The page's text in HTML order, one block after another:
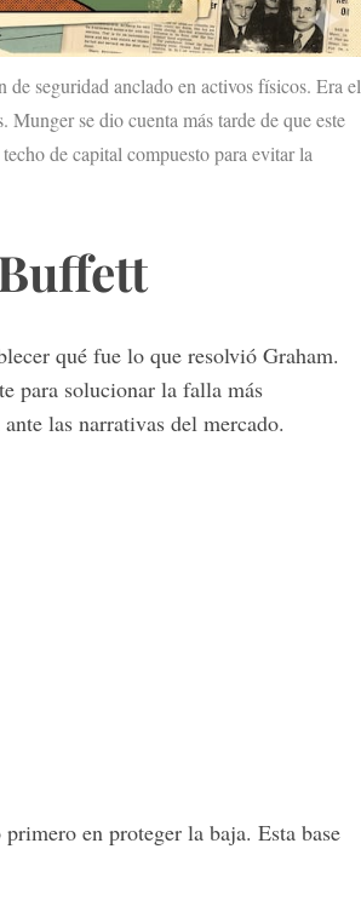
seguridad anclado en activos físicos. Era el
se dio cuenta más tarde de que este
de capital compuesto para evitar la
qué fue lo que resolvió Graham.
para solucionar la falla más
las narrativas del mercado.
en proteger la baja. Esta base